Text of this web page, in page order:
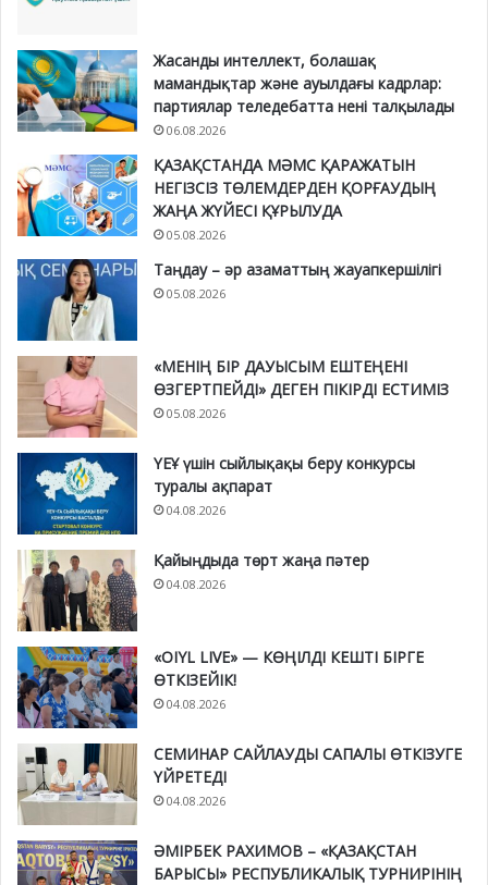
Жасанды интеллект, болашақ
мамандықтар және ауылдағы кадрлар:
партиялар теледебатта нені талқылады
06.08.2026
ҚАЗАҚСТАНДА МӘМС ҚАРАЖАТЫН
НЕГІЗСІЗ ТӨЛЕМДЕРДЕН ҚОРҒАУДЫҢ
ЖАҢА ЖҮЙЕСІ ҚҰРЫЛУДА
05.08.2026
Таңдау – әр азаматтың жауапкершілігі
05.08.2026
«МЕНІҢ БІР ДАУЫСЫМ ЕШТЕҢЕНІ
ӨЗГЕРТПЕЙДІ» ДЕГЕН ПІКІРДІ ЕСТИМІЗ
05.08.2026
ҮЕҰ үшін сыйлықақы беру конкурсы
туралы ақпарат
04.08.2026
Қайыңдыда төрт жаңа пәтер
04.08.2026
«OIYL LIVE» — КӨҢІЛДІ КЕШТІ БІРГЕ
ӨТКІЗЕЙІК!
04.08.2026
СЕМИНАР САЙЛАУДЫ САПАЛЫ ӨТКІЗУГЕ
ҮЙРЕТЕДІ
04.08.2026
ӘМІРБЕК РАХИМОВ – «ҚАЗАҚСТАН
БАРЫСЫ» РЕСПУБЛИКАЛЫҚ ТУРНИРІНІҢ